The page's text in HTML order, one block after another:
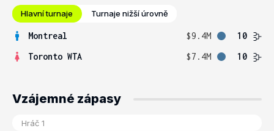
Hlavní turnaje Turnaje nižší úrovně
Montreal $9.4M
10
Toronto WTA
$7.4M 10
Vzájemné zápasy